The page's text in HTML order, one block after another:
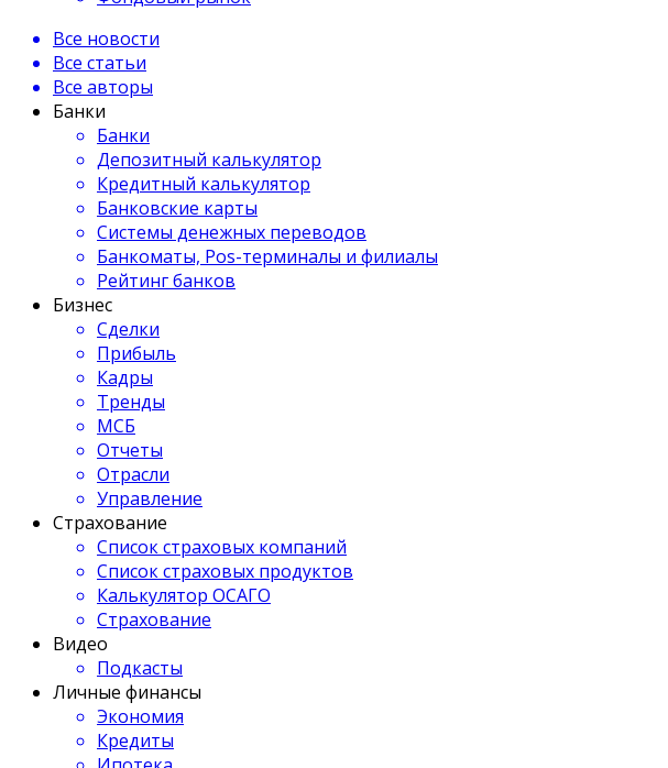
Все новости
Все статьи
Все авторы
Банки
Банки
Депозитный калькулятор
Кредитный калькулятор
Банковские карты
Системы денежных переводов
Банкоматы, Pos-терминалы и филиалы
Рейтинг банков
Бизнес
Сделки
Прибыль
Кадры
Тренды
МСБ
Отчеты
Отрасли
Управление
Страхование
Список страховых компаний
Список страховых продуктов
Калькулятор ОСАГО
Страхование
Видео
Подкасты
Личные финансы
Экономия
Кредиты